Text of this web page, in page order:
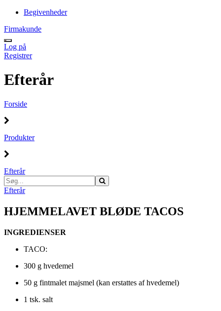
Begivenheder
Firmakunde
Log på
Registrer
Efterår
Forside
Produkter
Efterår
Efterår
HJEMMELAVET BLØDE TACOS
INGREDIENSER
TACO:
300 g hvedemel
50 g fintmalet majsmel (kan erstattes af hvedemel)
1 tsk. salt